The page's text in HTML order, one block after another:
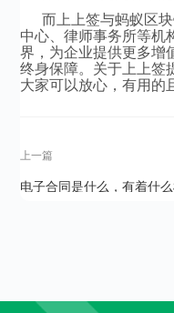
而上上签与蚂蚁区
中心、律师事务所等机
界，为企业提供更多增
终身保障。关于上上签
大家可以放心，有用的
上一篇
电子合同是什么，有着什